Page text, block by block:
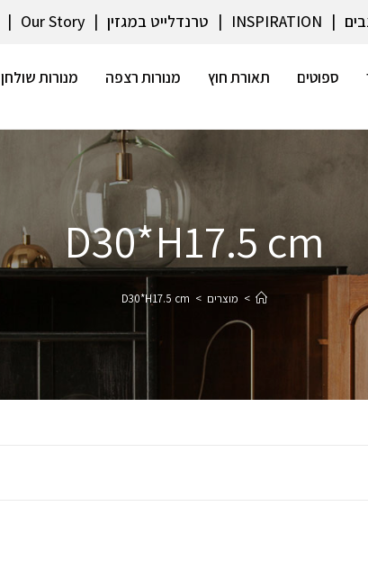
INSPIRATION טרנדלייט במגזין Our Story
ספוטים תאורת חוץ מנורות רצפה מנורות שולחן
D30*H17.5 cm
> מוצרים >
D30*H17.5 cm